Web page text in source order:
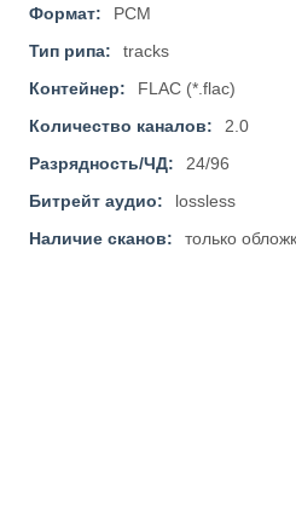
Формат:
PCM
Тип рипа:
tracks
Контейнер:
FLAC (*.flac)
Количество каналов:
2.0
Разрядность/ЧД:
24/96
Битрейт аудио:
lossless
Наличие сканов:
только